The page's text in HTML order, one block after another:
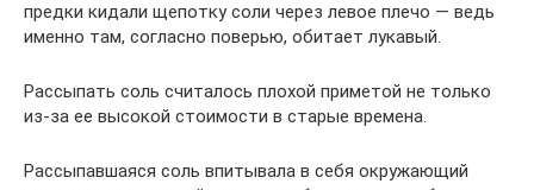
предки кидали щепотку соли через левое плечо — ведь
именно там, согласно поверью, обитает лукавый.
Рассыпать соль считалось плохой приметой не только
из-за ее высокой стоимости в старые времена.
Рассыпавшаяся соль впитывала в себя окружающий